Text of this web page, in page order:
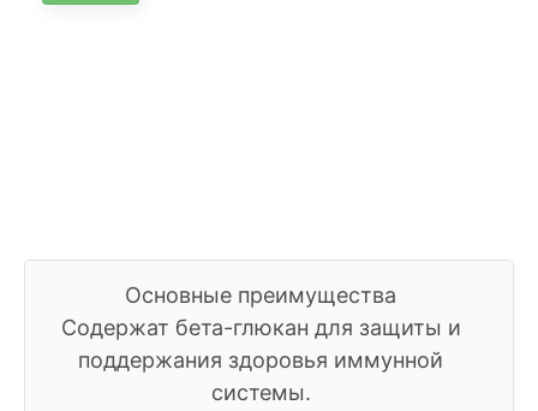
Основные преимущества
Содержат бета-глюкан для защиты и
поддержания здоровья иммунной
системы.